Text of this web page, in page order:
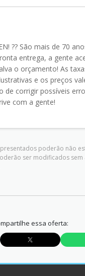
?? São mais de 70
entrega, a gente
o orçamento! As
e os preços
de corrigir possíveis
com a gente!
poderão não
ser modificados
essa oferta: